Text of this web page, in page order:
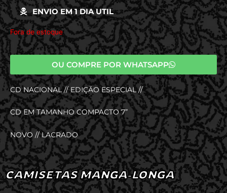
ENVIO EM 1 DIA UTIL
Fora de estoque
OU COMPRE POR WHATSAPP
CD NACIONAL // EDIÇÃO ESPECIAL //
CD EM TAMANHO COMPACTO 7”
NOVO // LACRADO
CAMISETAS MANGA-LONGA